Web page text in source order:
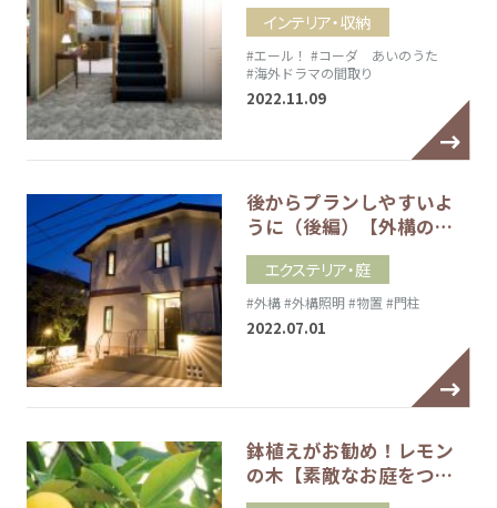
インテリア・収納
#エール！ #コーダ あいのうた
#海外ドラマの間取り
2022.11.09
後からプランしやすいよ
うに（後編）【外構の…
エクステリア・庭
#外構#外構照明 #物置 #門柱
2022.07.01
鉢植えがお勧め！レモン
の木【素敵なお庭をつ…